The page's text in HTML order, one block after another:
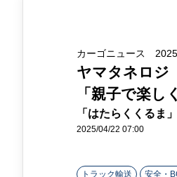
カーゴニュース
ヤマタネロジ
「親子で楽し
「はたらくくるま
2025/04/22 07:00
トラック輸送 安全・